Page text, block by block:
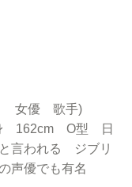
女優 歌手)
162cm O型 日
言われる ジブリ
声優でも有名